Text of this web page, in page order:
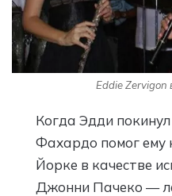
Eddie Zervigon
Когда Эдди
Фахардо помог
Йорке в качестве
Джонни Пачеко —